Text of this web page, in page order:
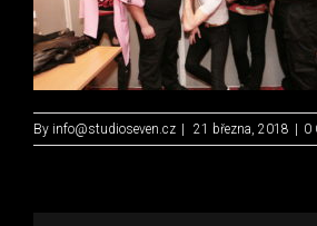
By info@studioseven.cz 21 března, 2018 0